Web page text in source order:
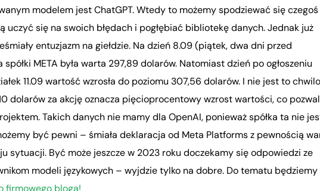
modelem jest ChatGPT. Wtedy to możemy spodziewać się czegoś
uczyć się na swoich błędach i pogłębiać bibliotekę danych. Jednak już
entuzjazm na giełdzie. Na dzień 8.09 (piątek, dwa dni przed
META była warta 297,89 dolarów. Natomiast dzień po ogłoszeniu
11.09 wartość wzrosła do poziomu 307,56 dolarów. I nie jest to
dolarów za akcję oznacza pięcioprocentowy wzrost wartości, co
Takich danych nie mamy dla OpenAI, ponieważ spółka ta nie
być pewni – śmiała deklaracja od Meta Platforms z pewnością
sytuacji. Być może jeszcze w 2023 roku doczekamy się odpowiedzi ze
modeli językowych – wyjdzie tylko na dobre. Do tematu będziemy
firmowego bloga!